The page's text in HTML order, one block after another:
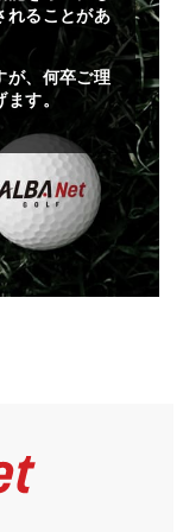
れることがあ
が、何卒ご理
ます。